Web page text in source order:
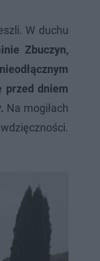
W duchu
Zbuczyn,
przed dniem
Na mogiłach